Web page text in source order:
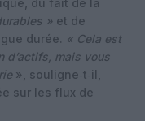
» et de
durée. « Cela est
d’actifs, mais vous
», souligne‑t‑il,
sur les flux de